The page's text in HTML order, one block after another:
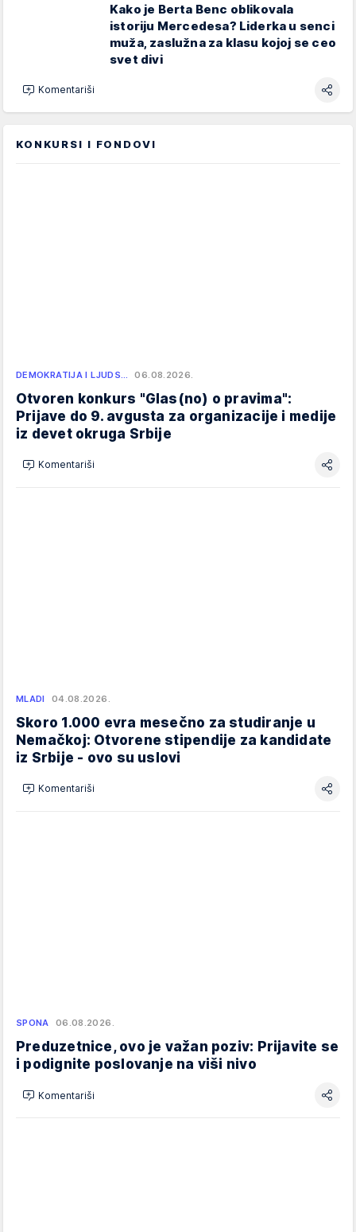
Kako je Berta Benc oblikovala
istoriju Mercedesa? Liderka u senci
muža, zaslužna za klasu kojoj se ceo
svet divi
Komentariši
KONKURSI I FONDOVI
DEMOKRATIJA I LJUDS… 06.08.2026.
Otvoren konkurs "Glas(no) o pravima":
Prijave do 9. avgusta za organizacije i medije
iz devet okruga Srbije
Komentariši
MLADI 04.08.2026.
Skoro 1.000 evra mesečno za studiranje u
Nemačkoj: Otvorene stipendije za kandidate
iz Srbije - ovo su uslovi
Komentariši
SPONA 06.08.2026.
Preduzetnice, ovo je važan poziv: Prijavite se
i podignite poslovanje na viši nivo
Komentariši